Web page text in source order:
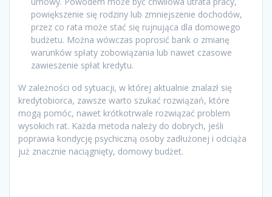
powiększenie się rodziny lub zmniejszenie dochodów,
przez co rata może stać się rujnująca dla domowego
budżetu. Można wówczas poprosić bank o zmianę
warunków spłaty zobowiązania lub nawet czasowe
zawieszenie spłat kredytu.
W zależności od sytuacji, w której aktualnie znalazł się
kredytobiorca, zawsze warto szukać rozwiązań, które
mogą pomóc, nawet krótkotrwale rozwiązać problem
wysokich rat. Każda metoda należy do dobrych, jeśli
poprawia kondycję psychiczną osoby zadłużonej i odciąża
już znacznie naciągnięty, domowy budżet.